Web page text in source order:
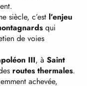
siècle, c’est l’enjeu
qui
de voies
III, à Saint
routes thermales.
achevée,